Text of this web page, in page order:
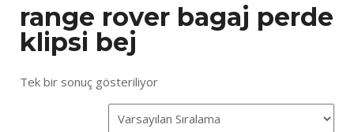
range rover bagaj perde
klipsi bej
Tek bir sonuç gösteriliyor